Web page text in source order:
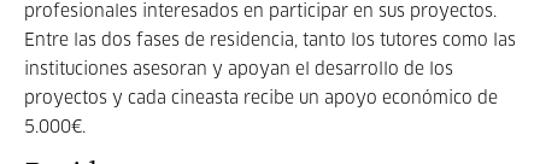
profesionales interesados en participar en sus proyectos.
Entre las dos fases de residencia, tanto los tutores como las
instituciones asesoran y apoyan el desarrollo de los
proyectos y cada cineasta recibe un apoyo económico de
5.000€.